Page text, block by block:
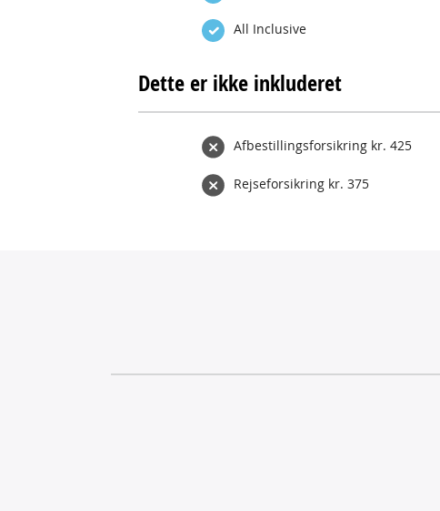
All Inclusive
Dette er ikke inkluderet
Afbestillingsforsikring kr. 425
Rejseforsikring kr. 375